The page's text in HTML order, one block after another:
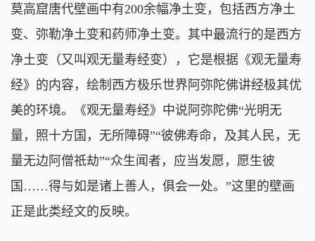
莫高窟唐代壁画中有200余幅净土变，包括西方净土
变、弥勒净土变和药师净土变。其中最流行的是西方
净土变（又叫观无量寿经变），它是根据《观无量寿
经》的内容，绘制西方极乐世界阿弥陀佛讲经极其优
美的环境。《观无量寿经》中说阿弥陀佛“光明无
量，照十方国，无所障碍”“彼佛寿命，及其人民，无
量无边阿僧祇劫”“众生闻者，应当发愿，愿生彼
国……得与如是诸上善人，俱会一处。”这里的壁画
正是此类经文的反映。